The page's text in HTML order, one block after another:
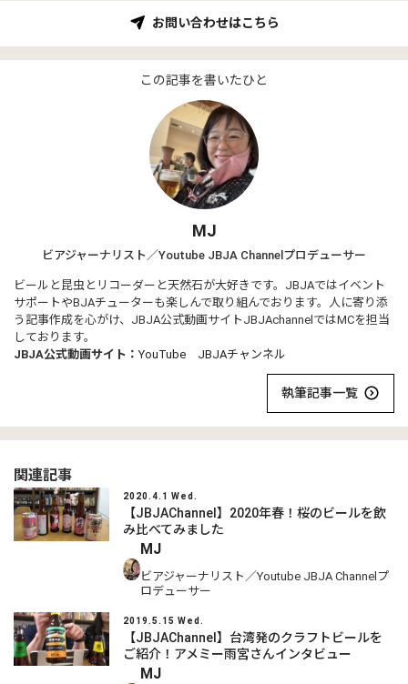
お問い合わせはこちら
この記事を書いたひと
MJ
ビアジャーナリスト／Youtube JBJA Channelプロデューサー
ビールと昆虫とリコーダーと天然石が大好きです。JBJAではイベント
サポートやBJAチューターも楽しんで取り組んでおります。人に寄り添
う記事作成を心がけ、JBJA公式動画サイトJBJAchannelではMCを担当
しております。
JBJA公式動画サイト：YouTube JBJAチャンネル
執筆記事一覧
関連記事
2020.4.1 Wed.
【JBJAChannel】2020年春！桜のビールを飲
み比べてみました
MJ
ビアジャーナリスト／Youtube JBJA Channelプ
ロデューサー
2019.5.15 Wed.
【JBJAChannel】台湾発のクラフトビールを
ご紹介！アメミー雨宮さんインタビュー
MJ